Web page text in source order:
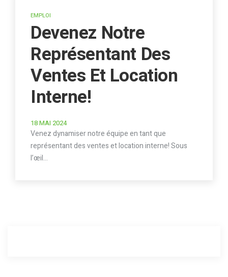
EMPLOI
Devenez Notre
Représentant Des
Ventes Et Location
Interne!
18 MAI 2024
Venez dynamiser notre équipe en tant que
représentant des ventes et location interne! Sous
l’œil…